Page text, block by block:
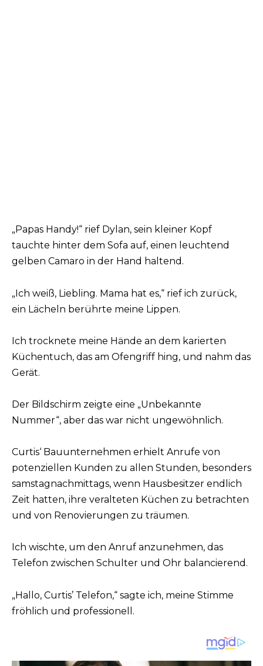
„Papas Handy!“ rief Dylan, sein kleiner Kopf
tauchte hinter dem Sofa auf, einen leuchtend
gelben Camaro in der Hand haltend.
„Ich weiß, Liebling. Mama hat es,“ rief ich zurück,
ein Lächeln berührte meine Lippen.
Ich trocknete meine Hände an dem karierten
Küchentuch, das am Ofengriff hing, und nahm das
Gerät.
Der Bildschirm zeigte eine „Unbekannte
Nummer“, aber das war nicht ungewöhnlich.
Curtis‘ Bauunternehmen erhielt Anrufe von
potenziellen Kunden zu allen Stunden, besonders
samstagnachmittags, wenn Hausbesitzer endlich
Zeit hatten, ihre veralteten Küchen zu betrachten
und von Renovierungen zu träumen.
Ich wischte, um den Anruf anzunehmen, das
Telefon zwischen Schulter und Ohr balancierend.
„Hallo, Curtis’ Telefon,“ sagte ich, meine Stimme
fröhlich und professionell.